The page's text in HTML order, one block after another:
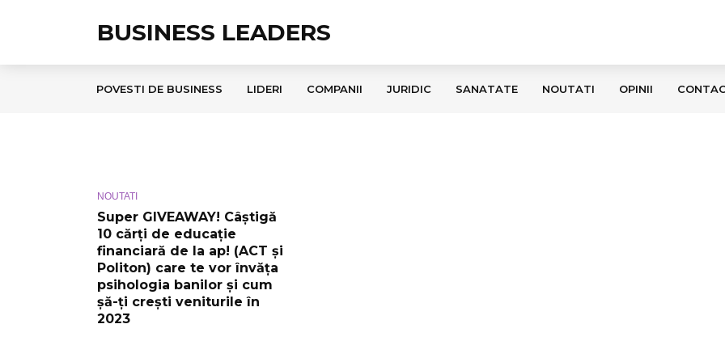
BUSINESS LEADERS
POVESTI DE BUSINESS LIDERI COMPANII JURIDIC SANATATE NOUTATI OPINII
NOUTATI
Super GIVEAWAY! Câștigă
10 cărți de educație
financiară de la ap! (ACT și
Politon) care te vor învăța
psihologia banilor și cum
șă-ți crești veniturile în
2023